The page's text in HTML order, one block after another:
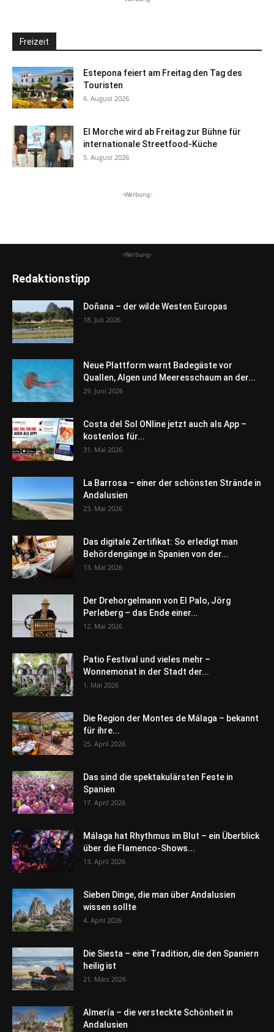
Freizeit
Estepona feiert am Freitag den Tag des
Touristen
6. August 2026
El Morche wird ab Freitag zur Bühne für
internationale Streetfood-Küche
5. August 2026
-Werbung-
-Werbung-
Redaktionstipp
Doñana – der wilde Westen Europas
18. Juli 2026
Neue Plattform warnt Badegäste vor
Quallen, Algen und Meeresschaum an der...
29. Juni 2026
Costa del Sol ONline jetzt auch als App –
kostenlos für...
31. Mai 2026
La Barrosa – einer der schönsten Strände in
Andalusien
23. Mai 2026
Das digitale Zertifikat: So erledigt man
Behördengänge in Spanien von der...
13. Mai 2026
Der Drehorgelmann von El Palo, Jörg
Perleberg – das Ende einer...
12. Mai 2026
Patio Festival und vieles mehr –
Wonnemonat in der Stadt der...
1. Mai 2026
Die Region der Montes de Málaga – bekannt
für ihre...
25. April 2026
Das sind die spektakulärsten Feste in
Spanien
17. April 2026
Málaga hat Rhythmus im Blut – ein Überblick
über die Flamenco-Shows...
13. April 2026
Sieben Dinge, die man über Andalusien
wissen sollte
4. April 2026
Die Siesta – eine Tradition, die den Spaniern
heilig ist
21. März 2026
Almería – die versteckte Schönheit in
Andalusien